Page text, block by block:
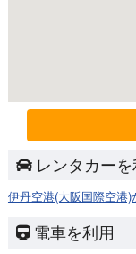
レンタカー
伊丹空港(大阪国際空港
電車を利用